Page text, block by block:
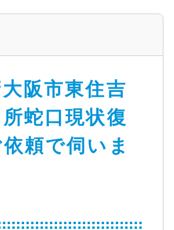
阪市東住吉
蛇口現状復
依頼で伺いま